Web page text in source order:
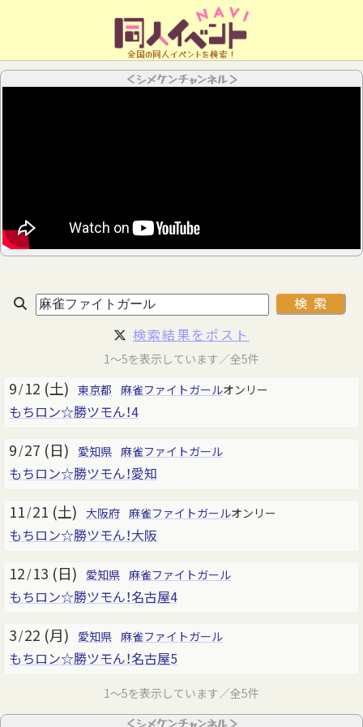
全国の同人イベントを検索！
＜シメケンチャンネル＞
検索結果をポスト
1～5を表示しています／全5件
9 / 12 (土) 東京都 麻雀ファイトガールオンリー
もちロン☆勝ツモん！4
9 /27 (日) 愛知県 麻雀ファイトガール
もちロン☆勝ツモん！愛知
11 /21 (土) 大阪府 麻雀ファイトガールオンリー
もちロン☆勝ツモん！大阪
12 / 13 (日) 愛知県 麻雀ファイトガール
もちロン☆勝ツモん！名古屋4
3 /22 (月) 愛知県 麻雀ファイトガール
もちロン☆勝ツモん！名古屋5
1～5を表示しています／全5件
＜シメケンチャンネル＞